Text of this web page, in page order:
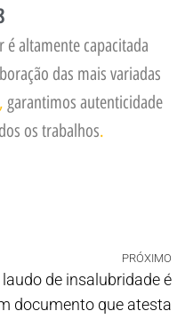
altamente capacitada
das mais variadas
, garantimos autenticidade
os trabalhos.
PRÓXIMO
laudo de insalubridade é
documento que atesta